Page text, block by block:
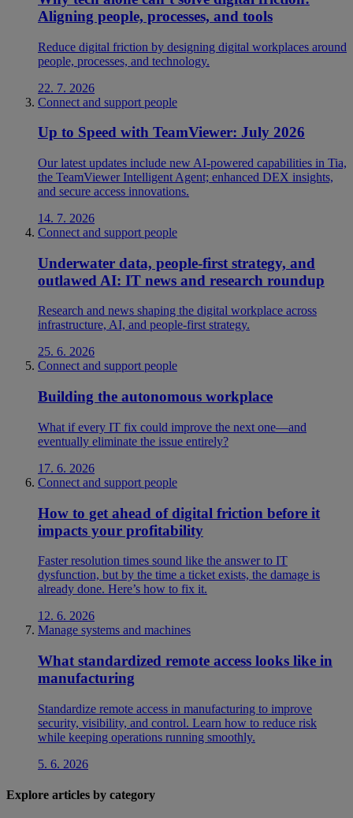
Aligning people, processes, and tools
Reduce digital friction by designing digital workplaces around
people, processes, and technology.
22. 7. 2026
Connect and support people
Up to Speed with TeamViewer: July 2026
Our latest updates include new AI-powered capabilities in Tia,
the TeamViewer Intelligent Agent; enhanced DEX insights,
and secure access innovations.
14. 7. 2026
Connect and support people
Underwater data, people-first strategy, and
outlawed AI: IT news and research roundup
Research and news shaping the digital workplace across
infrastructure, AI, and people-first strategy.
25. 6. 2026
Connect and support people
Building the autonomous workplace
What if every IT fix could improve the next one—and
eventually eliminate the issue entirely?
17. 6. 2026
Connect and support people
How to get ahead of digital friction before it
impacts your profitability
Faster resolution times sound like the answer to IT
dysfunction, but by the time a ticket exists, the damage is
already done. Here’s how to fix it.
12. 6. 2026
Manage systems and machines
What standardized remote access looks like in
manufacturing
Standardize remote access in manufacturing to improve
security, visibility, and control. Learn how to reduce risk
while keeping operations running smoothly.
5. 6. 2026
Explore articles by category